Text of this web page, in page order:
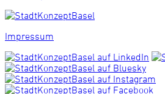
Impressum